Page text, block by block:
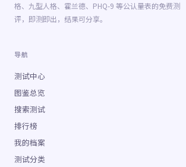
格、九型人格、霍兰德、PHQ-9 等公认量表的免费测
评，即测即出，结果可分享。
导航
测试中心
图鉴总览
搜索测试
排行榜
我的档案
测试分类